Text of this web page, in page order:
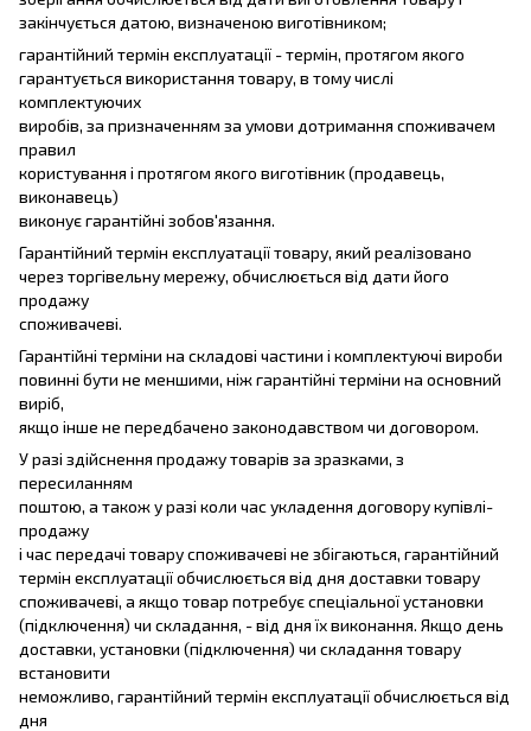
закінчується датою, визначеною виготівником;
гарантійний термін експлуатації - термін, протягом якого
гарантується використання товару, в тому числі
комплектуючих
виробів, за призначенням за умови дотримання споживачем
правил
користування і протягом якого виготівник (продавець,
виконавець)
виконує гарантійні зобов'язання.
Гарантійний термін експлуатації товару, який реалізовано
через торгівельну мережу, обчислюється від дати його
продажу
споживачеві.
Гарантійні терміни на складові частини і комплектуючі вироби
повинні бути не меншими, ніж гарантійні терміни на основний
виріб,
якщо інше не передбачено законодавством чи договором.
У разі здійснення продажу товарів за зразками, з
пересиланням
поштою, а також у разі коли час укладення договору купівлі-
продажу
і час передачі товару споживачеві не збігаються, гарантійний
термін експлуатації обчислюється від дня доставки товару
споживачеві, а якщо товар потребує спеціальної установки
(підключення) чи складання, - від дня їх виконання. Якщо день
доставки, установки (підключення) чи складання товару
встановити
неможливо, гарантійний термін експлуатації обчислюється від
дня